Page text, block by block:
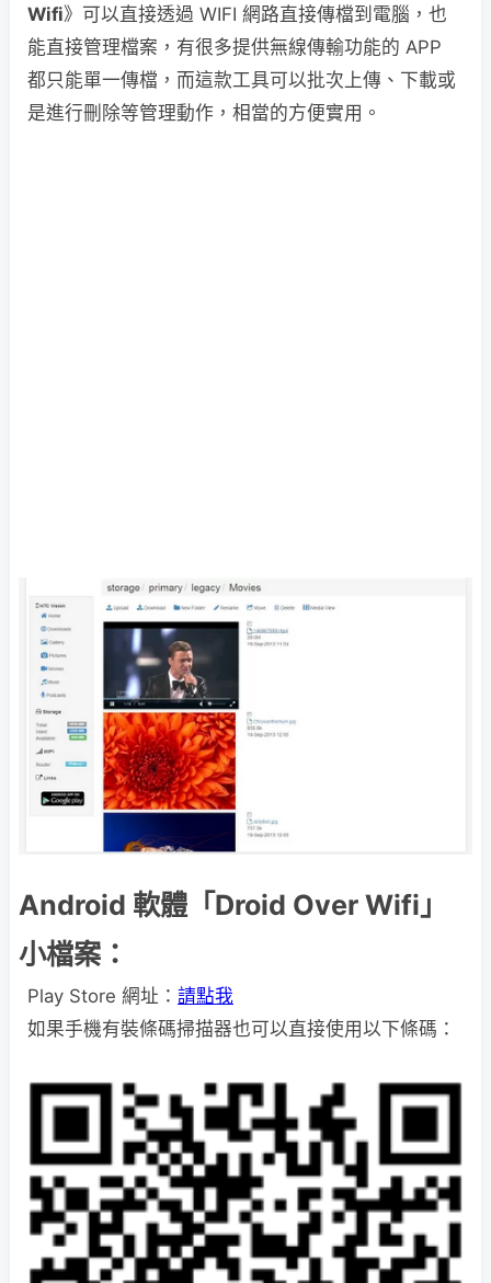
Wifi》可以直接透過 WIFI 網路直接傳檔到電腦，也
能直接管理檔案，有很多提供無線傳輸功能的 APP
都只能單一傳檔，而這款工具可以批次上傳、下載或
是進行刪除等管理動作，相當的方便實用。
Android 軟體「Droid Over Wifi」
小檔案：
Play Store 網址： 請點我
如果手機有裝條碼掃描器也可以直接使用以下條碼：